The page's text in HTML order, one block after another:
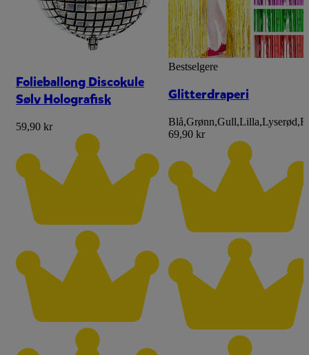
Folieballong Discokule
Sølv Holografisk
59,90 kr
Bestselgere
Glitterdraperi
Blå,Grønn,Gull,Lilla,Lyserød,
69,90 kr